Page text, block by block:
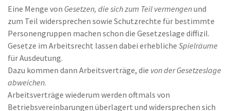
Eine Menge von Gesetzen, die sich zum Teil vermengenund
zum Teil widersprechen sowie Schutzrechte für bestimmte
Personengruppen machen schon die Gesetzeslage diffizil.
Gesetze im Arbeitsrecht lassen dabei erhebliche Spielräume
für Ausdeutung.
Dazu kommen dann Arbeitsverträge, die von der Gesetzeslage
abweichen.
Arbeitsverträge wiederum werden oftmals von
Betriebsvereinbarungen überlagert und widersprechen sich